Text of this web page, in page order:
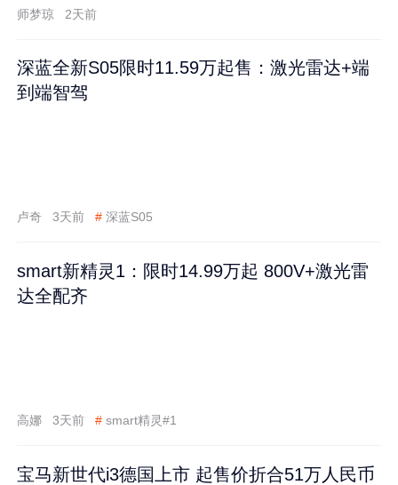
师梦琼 2天前
深蓝全新S05限时11.59万起售：激光雷达+端
到端智驾
卢奇 3天前 # 深蓝S05
smart新精灵1：限时14.99万起 800V+激光雷
达全配齐
高娜 3天前 # smart精灵#1
宝马新世代i3德国上市 起售价折合51万人民币